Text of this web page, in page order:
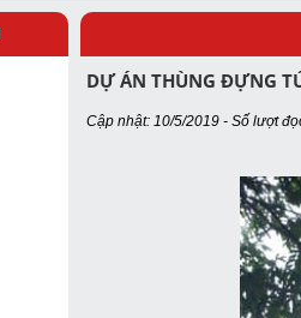
DỰ ÁN THÙNG ĐỰNG
Cập nhật: 10/5/2019 - Số lượt